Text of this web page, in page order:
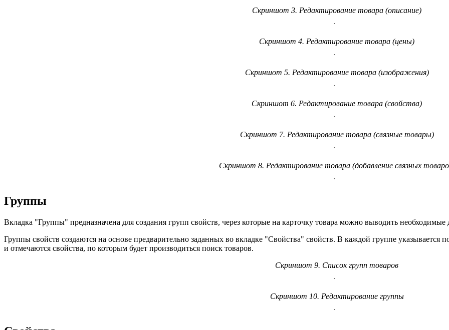
Скриншот 3. Редактирование товара (описание)
Скриншот 4. Редактирование товара (цены)
Скриншот 5. Редактирование товара (изображения)
Скриншот 6. Редактирование товара (свойства)
Скриншот 7. Редактирование товара (связные товары)
Скриншот 8. Редактирование товара (добавление связных
Группы
Вкладка "Группы" предназначена для создания групп свойств, через которые на карточку товара можно выводить необходимые
Группы свойств создаются на основе предварительно заданных во вкладке "Свойства" свойств. В каждой группе указывается
и отмечаются свойства, по которым будет производиться поиск товаров.
Скриншот 9. Список групп товаров
Скриншот 10. Редактирование группы